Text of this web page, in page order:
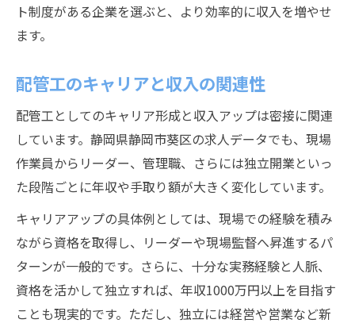
ト制度がある企業を選ぶと、より効率的に収入を増やせ
ます。
配管工のキャリアと収入の関連性
配管工としてのキャリア形成と収入アップは密接に関連
しています。静岡県静岡市葵区の求人データでも、現場
作業員からリーダー、管理職、さらには独立開業といっ
た段階ごとに年収や手取り額が大きく変化しています。
キャリアアップの具体例としては、現場での経験を積み
ながら資格を取得し、リーダーや現場監督へ昇進するパ
ターンが一般的です。さらに、十分な実務経験と人脈、
資格を活かして独立すれば、年収1000万円以上を目指す
ことも現実的です。ただし、独立には経営や営業など新